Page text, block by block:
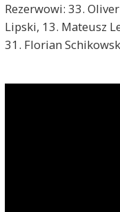
Rezerwowi: 33.
Lipski, 13. Mateusz
31. Florian